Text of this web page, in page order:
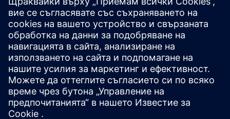
Прочетете отзива за G2
Гъвкава платформа с различни
добавки
Брендън М., корпоративен клиент
Прочетете отзива за G2